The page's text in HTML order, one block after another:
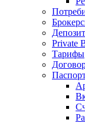
Private
Тарифы